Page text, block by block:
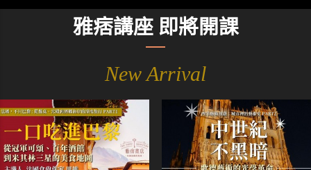
雅痞講座 即將開課
New Arrival